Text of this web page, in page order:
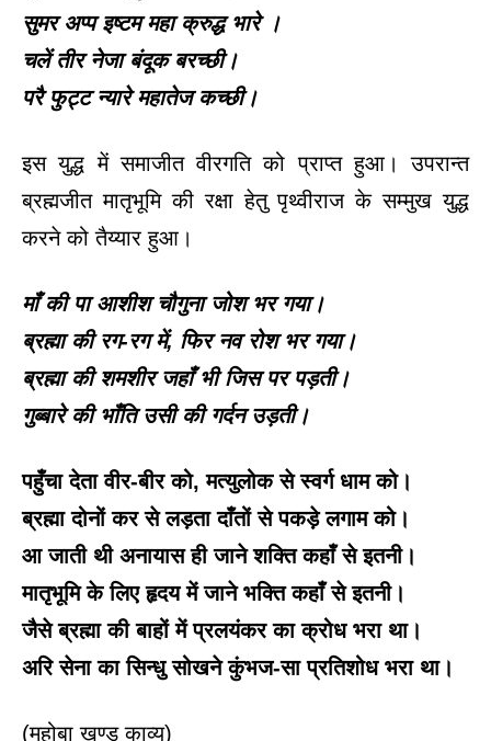
सुमर अप्प इष्टम महा क्रुद्ध भारे ।
चलें तीर नेजा बंदूक बरच्छी।
परै फुट्ट न्यारे महातेज कच्छी।
इस युद्ध में समाजीत वीरगति को प्राप्त हुआ। उपरान्त
ब्रह्मजीत मातृभूमि की रक्षा हेतु पृथ्वीराज के सम्मुख युद्ध
करने को तैय्यार हुआ।
माँ की पा आशीश चौगुना जोश भर गया।
ब्रह्मा की रग-रग में, फिर नव रोश भर गया।
ब्रह्मा की शमशीर जहाँ भी जिस पर पड़ती।
गुब्बारे की भाँति उसी की गर्दन उड़ती।
पहुँचा देता वीर-बीर को, मत्युलोक से स्वर्ग धाम को।
ब्रह्मा दोनों कर से लड़ता दाँतों से पकड़े लगाम को।
आ जाती थी अनायास ही जाने शक्ति कहाँ से इतनी।
मातृभूमि के लिए हृदय में जाने भक्ति कहाँ से इतनी।
जैसे ब्रह्मा की बाहों में प्रलयंकर का क्रोध भरा था।
अरि सेना का सिन्धु सोखने कुंभज-सा प्रतिशोध भरा था।
(महोबा खण्ड काव्य)